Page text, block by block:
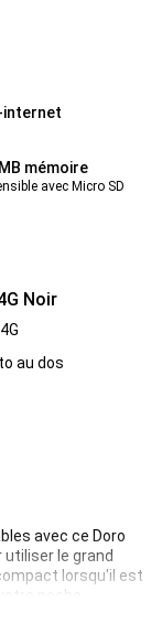
internet
mémoire
avec Micro SD
Noir
au dos
avec ce Doro
utiliser le grand
lorsqu'il est
poche.